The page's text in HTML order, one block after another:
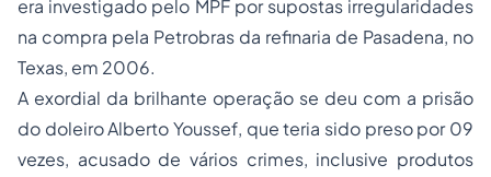
era investigado pelo MPF por supostas irregularidades
na compra pela Petrobras da refinaria de Pasadena, no
Texas, em 2006.
A exordial da brilhante operação se deu com a prisão
do doleiro Alberto Youssef, que teria sido preso por 09
vezes, acusado de vários crimes, inclusive produtos